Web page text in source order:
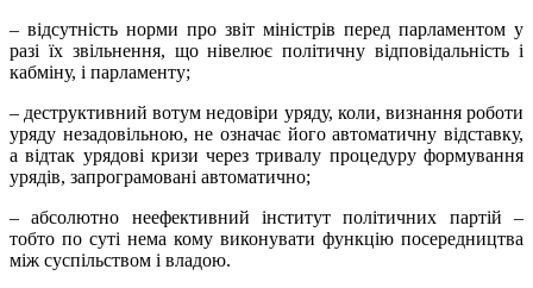
– відсутність норми про звіт міністрів перед парламентом у
разі їх звільнення, що нівелює політичну відповідальність і
кабміну, і парламенту;
– деструктивний вотум недовіри уряду, коли, визнання роботи
уряду незадовільною, не означає його автоматичну відставку,
а відтак урядові кризи через тривалу процедуру формування
урядів, запрограмовані автоматично;
– абсолютно неефективний інститут політичних партій –
тобто по суті нема кому виконувати функцію посередництва
між суспільством і владою.